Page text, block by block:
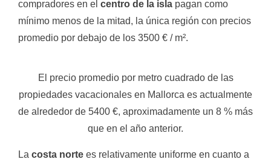
compradores en el centro de la isla pagan como
mínimo menos de la mitad, la única región con precios
promedio por debajo de los 3500 € / m².
El precio promedio por metro cuadrado de las
propiedades vacacionales en Mallorca es actualmente
de alrededor de 5400 €, aproximadamente un 8 % más
que en el año anterior.
La costa norte es relativamente uniforme en cuanto a